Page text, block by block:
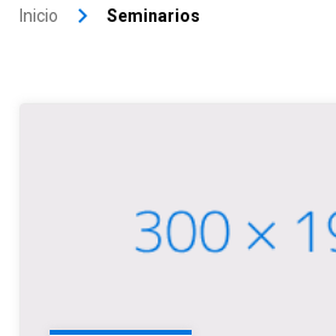
Inicio keyboard_arrow_right Seminarios